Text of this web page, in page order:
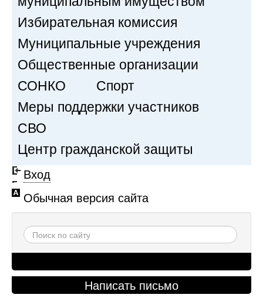
Избирательная комиссия
Муниципальные учреждения
Общественные организации
СОНКО
Спорт
Меры поддержки участников
СВО
Центр гражданской защиты
Вход
Обычная версия сайта
Написать письмо